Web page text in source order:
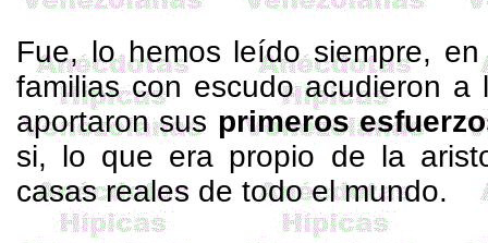
Fue, lo hemos leído siempre,
familias con escudo acudieron
aportaron sus primeros
si, lo que era propio de la
casas reales de todo el mundo.